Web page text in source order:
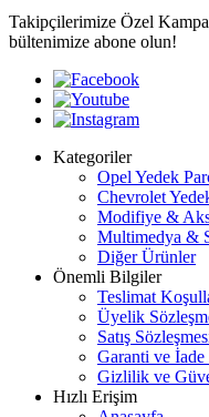
Takipçilerimize Özel
bültenimize abone olun!
Kategoriler
Opel Yedek
Chevrolet
Modifiye &
Multimedya &
Diğer Ürünler
Önemli Bilgiler
Teslimat
Üyelik
Satış
Garanti ve İade
Gizlilik ve
Hızlı Erişim